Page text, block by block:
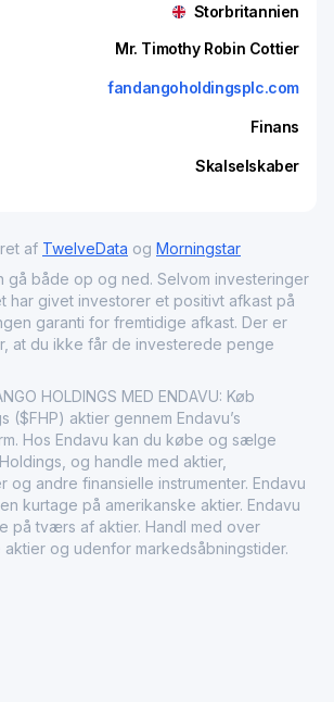
Storbritannien
Mr. Timothy Robin Cottier
fandangoholdingsplc.com
Finans
Skalselskaber
af TwelveData og Morningstar
gå både op og ned. Selvom investeringer
har givet investorer et positivt afkast på
garanti for fremtidige afkast. Der er
at du ikke får de investerede penge
HOLDINGS MED ENDAVU: Køb
($FHP) aktier gennem Endavu’s
Hos Endavu kan du købe og sælge
og handle med aktier,
og andre finansielle instrumenter. Endavu
kurtage på amerikanske aktier. Endavu
på tværs af aktier. Handl med over
og udenfor markedsåbningstider.